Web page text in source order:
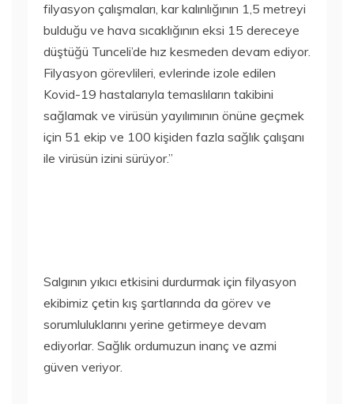
filyasyon çalışmaları, kar kalınlığının 1,5 metreyi
bulduğu ve hava sıcaklığının eksi 15 dereceye
düştüğü Tunceli’de hız kesmeden devam ediyor.
Filyasyon görevlileri, evlerinde izole edilen
Kovid-19 hastalarıyla temaslıların takibini
sağlamak ve virüsün yayılımının önüne geçmek
için 51 ekip ve 100 kişiden fazla sağlık çalışanı
ile virüsün izini sürüyor.”
Salgının yıkıcı etkisini durdurmak için filyasyon
ekibimiz çetin kış şartlarında da görev ve
sorumluluklarını yerine getirmeye devam
ediyorlar. Sağlık ordumuzun inanç ve azmi
güven veriyor.